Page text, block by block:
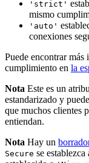
'strict'
mismo
'auto'
conexiones
Puede encontrar
cumplimiento en la
Nota Este es un
estandarizado y
que muchos clientes
entiendan.
Nota Hay un
Secure se establezca